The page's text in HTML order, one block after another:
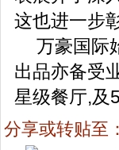
这也进一步
万豪国际
出品亦备受
星级餐厅,及
分享或转贴至：